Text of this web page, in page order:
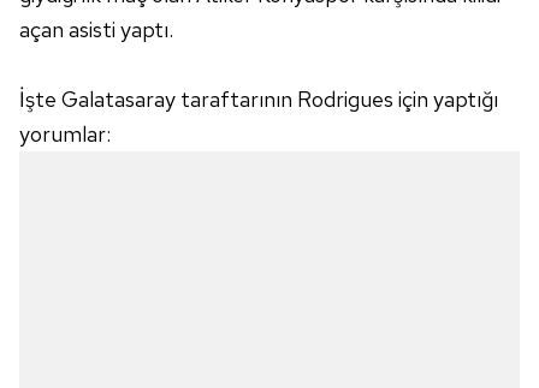
açan asisti yaptı.
İşte Galatasaray taraftarının Rodrigues için yaptığı
yorumlar: